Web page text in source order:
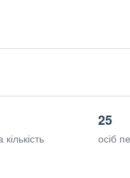
25
осіб